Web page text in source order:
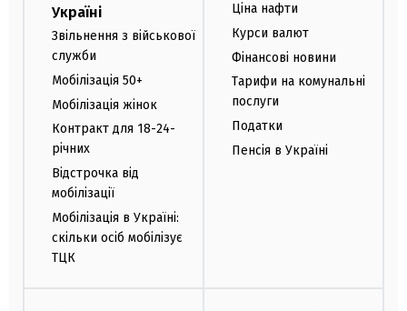
Україні
Звільнення з військової
служби
Мобілізація 50+
Мобілізація жінок
Контракт для 18-24-
річних
Відстрочка від
мобілізації
Мобілізація в Україні:
скільки осіб мобілізує
ТЦК
Ціна нафти
Курси валют
Фінансові новини
Тарифи на комунальні
послуги
Податки
Пенсія в Україні